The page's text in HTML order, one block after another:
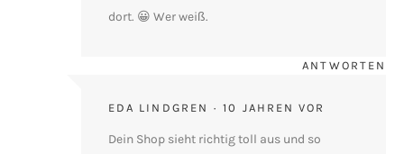
dort. 😀 Wer weiß.
EDA LINDGREN 10 JAHREN VOR
ANTWORTEN
Dein Shop sieht richtig toll aus und so